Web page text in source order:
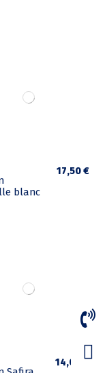
blanc
17,50 €
14,00 €